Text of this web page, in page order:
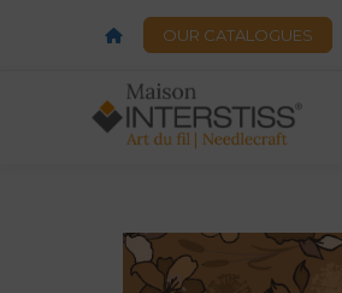
OUR CATALOGUES